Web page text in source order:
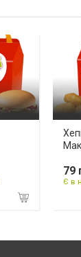
79
Є в